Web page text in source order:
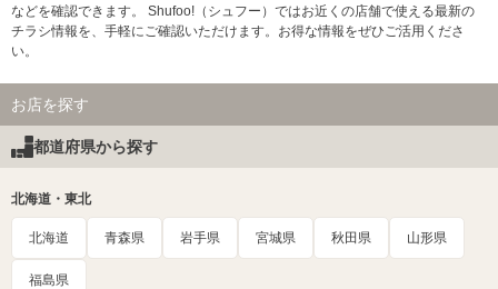
などを確認できます。 Shufoo!（シュフー）ではお近くの店舗で使える最新の
チラシ情報を、手軽にご確認いただけます。お得な情報をぜひご活用くださ
い。
お店を探す
都道府県から探す
北海道・東北
北海道 青森県 岩手県 宮城県 秋田県 山形県
福島県